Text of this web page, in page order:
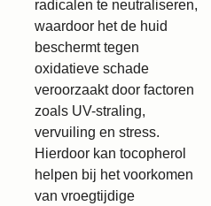
radicalen te neutraliseren,
waardoor het de huid
beschermt tegen
oxidatieve schade
veroorzaakt door factoren
zoals UV-straling,
vervuiling en stress.
Hierdoor kan tocopherol
helpen bij het voorkomen
van vroegtijdige